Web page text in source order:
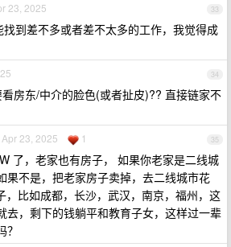
33
23, 2025
找到差不多或者差不太多的工作，我觉得成
34
房东/中介的脸色(或者扯皮)?? 直接链家不
35
Apr 23, 2025 1
了，老家也有房子， 如果你老家是二线城
果不是，把老家房子卖掉，去二线城市花
，比如成都，长沙，武汉，南京，福州，这
去，剩下的钱躺平和教育子女，这样过一辈